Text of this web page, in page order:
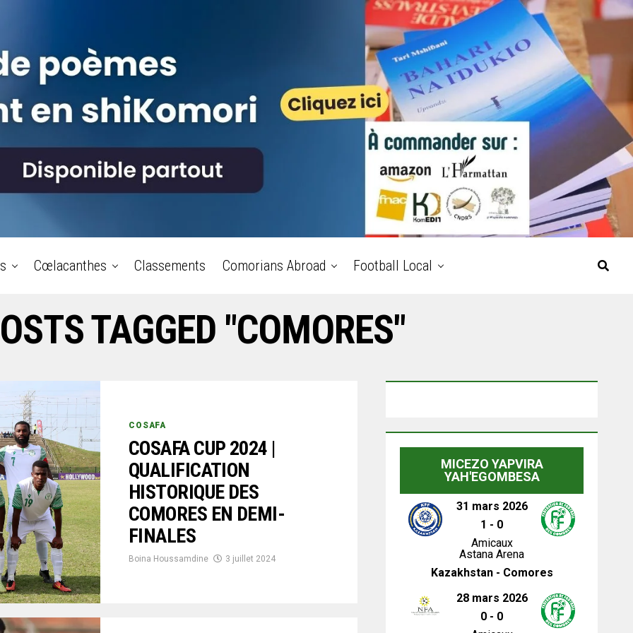
Cœlacanthes Classements Comorians Abroad Football Local
TAGGED "COMORES"
COSAFA
COSAFA CUP 2024 |
QUALIFICATION
HISTORIQUE DES
COMORES EN DEMI-
FINALES
Boina Houssamdine 3 juillet 2024
MICEZO YAPVIRA
YAH'EGOMBESA
31 mars 2026
1 - 0
Amicaux
Astana Arena
Kazakhstan - Comores
28 mars 2026
0 - 0